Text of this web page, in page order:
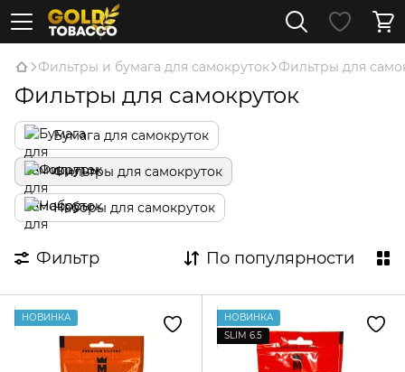
Фильтры и бумага для самокруток Фильтры для
Фильтры для самокруток
Бумага для самокруток
Фильтры для самокруток
Наборы для самокруток
Фильтр По популярности
НОВИНКА
НОВИНКА
SLIM 6.5